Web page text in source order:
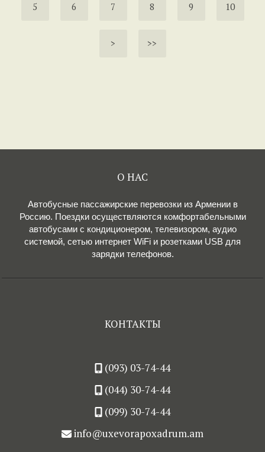
5 6 7 8 9 10
> >>
О НАС
Автобусные пассажирские перевозки из Армении в
Россию. Поездки осуществляются комфортабельными
автобусами с кондиционером, телевизором, аудио
системой, сетью интернет WiFi и розетками USB для
зарядки телефонов.
КОНТАКТЫ
(093) 03-74-44
(044) 30-74-44
(099) 30-74-44
info@uxevorapoxadrum.am